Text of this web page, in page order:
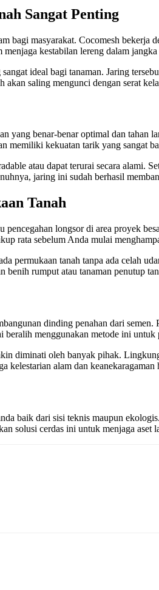
Sangat Penting
masyarakat. Cocomesh bekerja
kestabilan lereng dalam
ideal bagi tanaman. Jaring
saling mengunci dengan serat
benar-benar optimal dan tahan
kekuatan tarik yang sangat
atau dapat terurai secara alami.
jaring ini sudah berhasil
Tanah
longsor di area proyek
rata sebelum Anda mulai
permukaan tanah tanpa ada celah
rumput atau tanaman penutup
dinding penahan dari
menggunakan metode ini
diminati oleh banyak pihak.
alam dan
baik dari sisi teknis maupun
solusi cerdas ini untuk menjaga